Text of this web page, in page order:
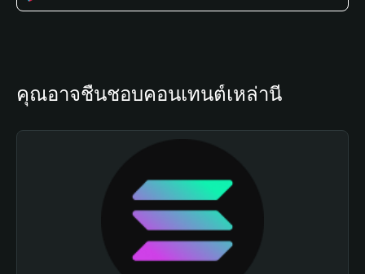
คุณอาจชื่นชอบคอนเทนต์เหล่านี้